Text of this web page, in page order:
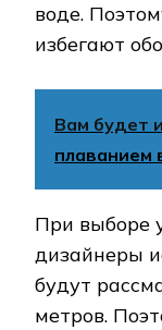
воде.
избегают
Вам будет
плаванием
При выборе
дизайнеры
будут
метров.